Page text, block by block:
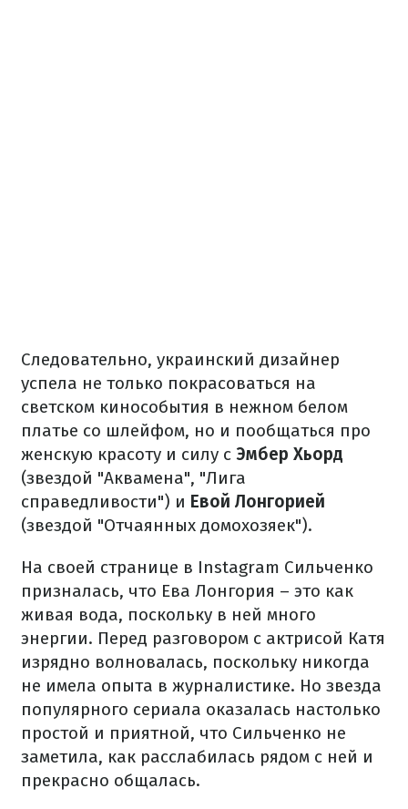
Следовательно, украинский дизайнер
успела не только покрасоваться на
светском кинособытия в нежном белом
платье со шлейфом, но и пообщаться про
женскую красоту и силу с Эмбер Хьорд
(звездой "Аквамена", "Лига
справедливости") и Евой Лонгорией
(звездой "Отчаянных домохозяек").
На своей странице в Instagram Сильченко
призналась, что Ева Лонгория – это как
живая вода, поскольку в ней много
энергии. Перед разговором с актрисой Катя
изрядно волновалась, поскольку никогда
не имела опыта в журналистике. Но звезда
популярного сериала оказалась настолько
простой и приятной, что Сильченко не
заметила, как расслабилась рядом с ней и
прекрасно общалась.